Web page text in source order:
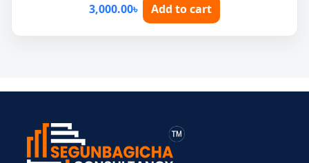
3,000.00৳ Add to cart